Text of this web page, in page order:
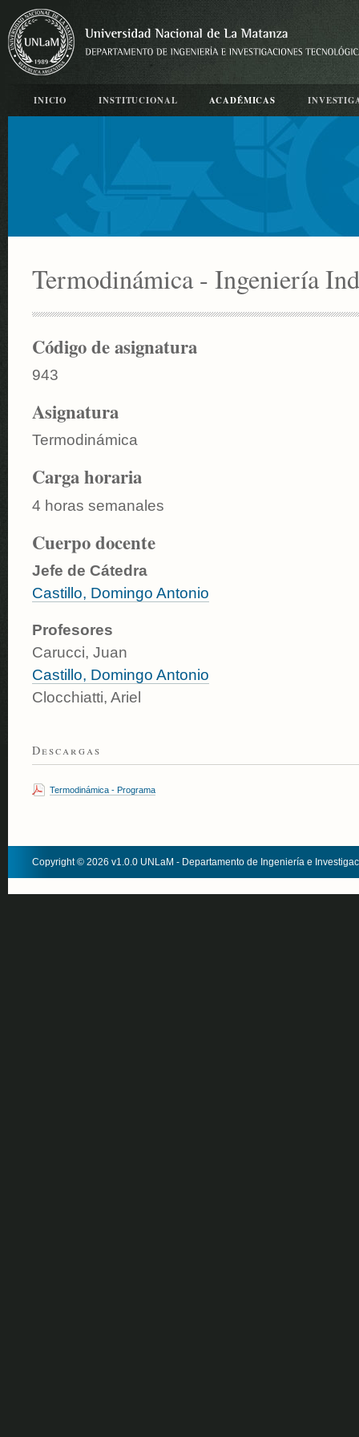
INICIO INSTITUCIONAL ACADÉMICAS
Termodinámica - Ingeniería
Código de asignatura
943
Asignatura
Termodinámica
Carga horaria
4 horas semanales
Cuerpo docente
Jefe de Cátedra
Castillo, Domingo Antonio
Profesores
Carucci, Juan
Castillo, Domingo Antonio
Clocchiatti, Ariel
Descargas
Termodinámica - Programa
Copyright © 2026 v1.0.0 UNLaM - Departamento de Ingeniería e